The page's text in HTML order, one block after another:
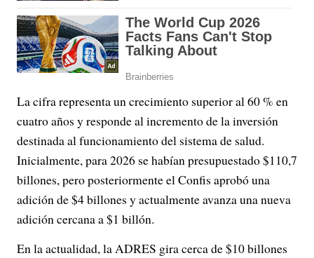
La cifra representa un crecimiento superior al 60 % en
cuatro años y responde al incremento de la inversión
destinada al funcionamiento del sistema de salud.
Inicialmente, para 2026 se habían presupuestado $110,7
billones, pero posteriormente el Confis aprobó una
adición de $4 billones y actualmente avanza una nueva
adición cercana a $1 billón.
En la actualidad, la ADRES gira cerca de $10 billones